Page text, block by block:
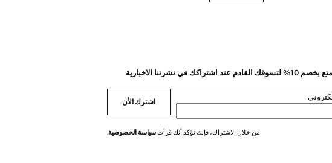
القادم عند اشتراكك في نشرتنا الاخبارية
اشترك الأن
من خلال الاشتراك، فإنك تؤكد أنك قرأتسياسة الخصوصية.